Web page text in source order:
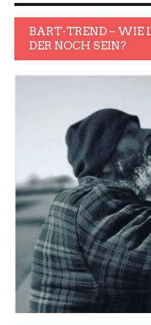
BART-TREND – WIE
DER NOCH SEIN?